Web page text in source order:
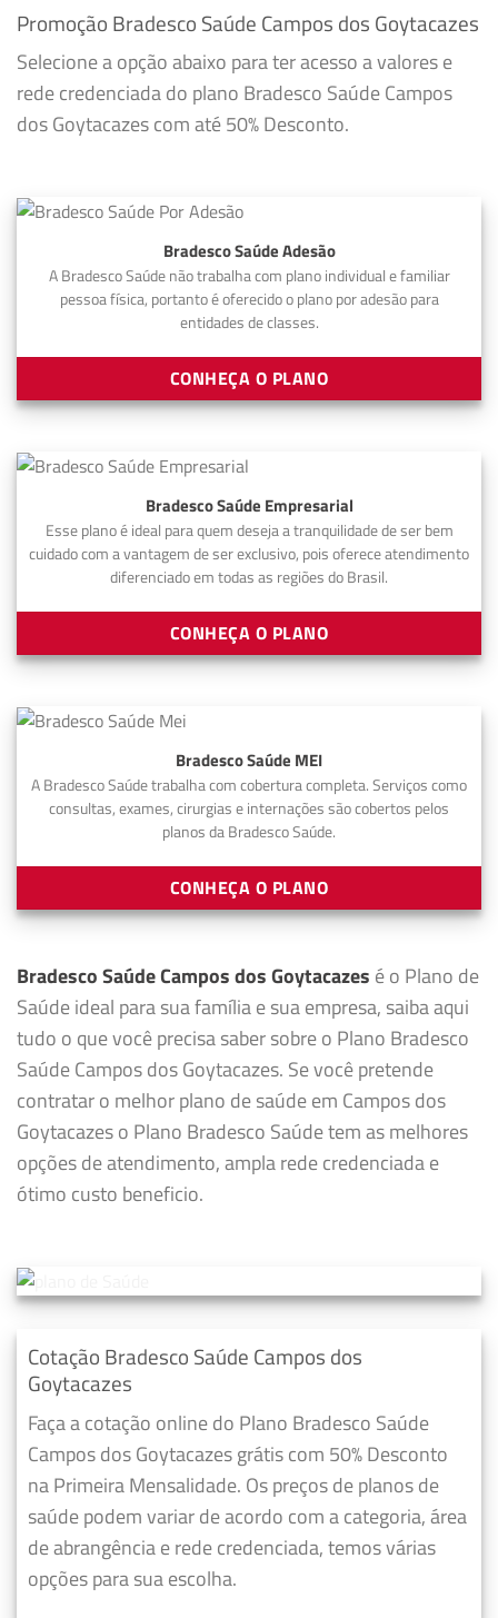
Promoção Bradesco Saúde Campos dos Goytacazes
Selecione a opção abaixo para ter acesso a valores e
rede credenciada do plano Bradesco Saúde Campos
dos Goytacazes com até 50% Desconto.
Bradesco Saúde Adesão
A Bradesco Saúde não trabalha com plano individual e familiar
pessoa física, portanto é oferecido o plano por adesão para
entidades de classes.
CONHEÇA O PLANO
Bradesco Saúde Empresarial
Esse plano é ideal para quem deseja a tranquilidade de ser bem
cuidado com a vantagem de ser exclusivo, pois oferece atendimento
diferenciado em todas as regiões do Brasil.
CONHEÇA O PLANO
Bradesco Saúde MEI
A Bradesco Saúde trabalha com cobertura completa. Serviços como
consultas, exames, cirurgias e internações são cobertos pelos
planos da Bradesco Saúde.
CONHEÇA O PLANO
Bradesco Saúde Campos dos Goytacazes é o Plano de
Saúde ideal para sua família e sua empresa, saiba aqui
tudo o que você precisa saber sobre o Plano Bradesco
Saúde Campos dos Goytacazes. Se você pretende
contratar o melhor plano de saúde em Campos dos
Goytacazes o Plano Bradesco Saúde tem as melhores
opções de atendimento, ampla rede credenciada e
ótimo custo beneficio.
Cotação Bradesco Saúde Campos dos
Goytacazes
Faça a cotação online do Plano Bradesco Saúde
Campos dos Goytacazes grátis com 50% Desconto
na Primeira Mensalidade. Os preços de planos de
saúde podem variar de acordo com a categoria, área
de abrangência e rede credenciada, temos várias
opções para sua escolha.